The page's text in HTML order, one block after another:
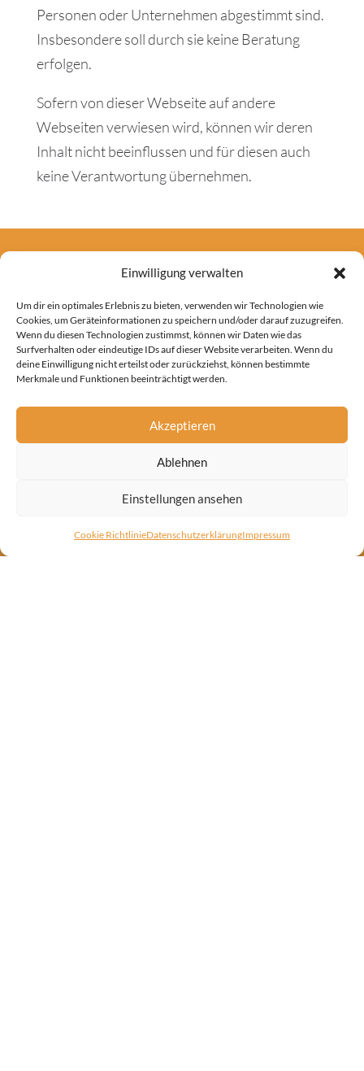
Einwilligung verwalten
Um dir ein optimales Erlebnis zu bieten, verwenden wir Technologien wie
Cookies, um Geräteinformationen zu speichern und/oder darauf zuzugreifen.
Wenn du diesen Technologien zustimmst, können wir Daten wie das
Surfverhalten oder eindeutige IDs auf dieser Website verarbeiten. Wenn du
deine Einwilligung nicht erteilst oder zurückziehst, können bestimmte
Merkmale und Funktionen beeinträchtigt werden.
Akzeptieren
Ablehnen
Einstellungen ansehen
Cookie RichtlinieDatenschutzerklärungImpressum
Personen oder Unternehmen abgestimmt sind.
Insbesondere soll durch sie keine Beratung
erfolgen.
Sofern von dieser Webseite auf andere
Webseiten verwiesen wird, können wir deren
Inhalt nicht beeinflussen und für diesen auch
keine Verantwortung übernehmen.
Genießen Sie das ganze
Jahr über ein
angenehmes Raumklima.
Anforderungen und erstellen ein transparentes
Angebot. Lassen Sie sich persönlich beraten
und planen Sie Ihr optimales Raumklima.
Beratung anfragen